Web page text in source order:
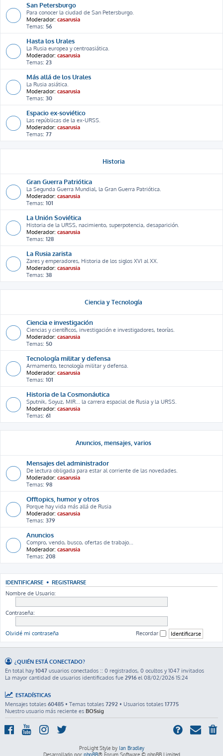
San Petersburgo
Para conocer la ciudad de San Petersburgo.
Moderador: casarusia
Temas: 56
Hasta los Urales
La Rusia europea y centroasiática.
Moderador: casarusia
Temas: 23
Más allá de los Urales
La Rusia asiática.
Moderador: casarusia
Temas: 30
Espacio ex-soviético
Las repúblicas de la ex-URSS.
Moderador: casarusia
Temas: 77
Historia
Gran Guerra Patriótica
La Segunda Guerra Mundial, la Gran Guerra Patriótica.
Moderador: casarusia
Temas: 101
La Unión Soviética
Historia de la URSS, nacimiento, superpotencia, desaparición.
Moderador: casarusia
Temas: 128
La Rusia zarista
Zares y emperadores, Historia de los siglos XVI al XX.
Moderador: casarusia
Temas: 38
Ciencia y Tecnología
Ciencia e investigación
Ciencias y científicos, investigación e investigadores, teorías.
Moderador: casarusia
Temas: 50
Tecnología militar y defensa
Armamento, tecnología militar y defensa.
Moderador: casarusia
Temas: 101
Historia de la Cosmonáutica
Sputnik, Soyuz, MIR... la carrera espacial de Rusia y la URSS.
Moderador: casarusia
Temas: 61
Anuncios, mensajes, varios
Mensajes del administrador
De lectura obligada para estar al corriente de las novedades.
Moderador: casarusia
Temas: 98
Offtopics, humor y otros
Porque hay vida más allá de Rusia
Moderador: casarusia
Temas: 379
Anuncios
Compro, vendo, busco, ofertas de trabajo...
Moderador: casarusia
Temas: 208
IDENTIFICARSE • REGISTRARSE
Nombre de Usuario:
Contraseña:
Olvidé mi contraseña Recordar
¿QUIÉN ESTÁ CONECTADO?
En total hay1047 usuarios conectados :: 0 registrados, 0 ocultos y 1047 invitados
La mayor cantidad de usuarios identificados fue 2916 el 08/02/2026 15:24
ESTADÍSTICAS
Mensajes totales 60485 • Temas totales 7292 • Usuarios totales 17775
Nuestro usuario más reciente es BOSsig
ProLight Style by Ian Bradley
Desarrollado por phpBB® Forum Software © phpBB Limited